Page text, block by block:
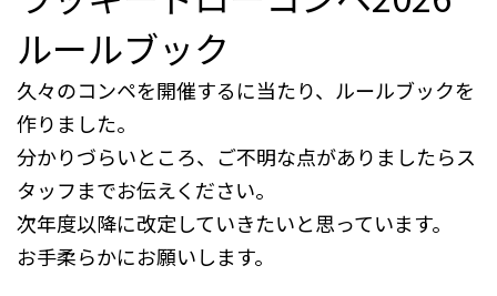
ルールブック
久々のコンペを開催するに当たり、ルールブックを
作りました。
分かりづらいところ、ご不明な点がありましたらス
タッフまでお伝えください。
次年度以降に改定していきたいと思っています。
お手柔らかにお願いします。